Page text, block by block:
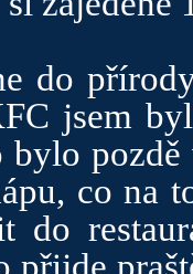
do
jsem
bylo
co na
do